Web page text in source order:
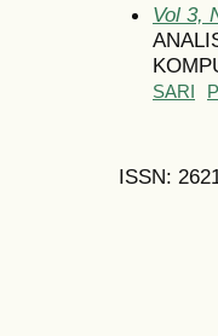
Vol 3,
SARI
ISSN: